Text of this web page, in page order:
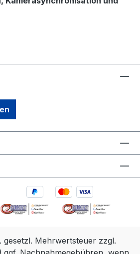
gesetzl. Mehrwertsteuer zzgl.